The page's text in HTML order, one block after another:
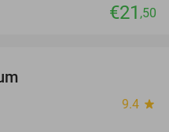
€21 ,50
9.4 star